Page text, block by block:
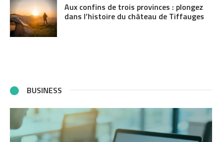
Aux confins de trois provinces : plongez
dans l’histoire du château de Tiffauges
BUSINESS